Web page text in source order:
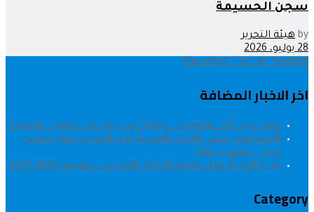
سجن الحسيمة
by هيئة التحرير
28 يوليو، 2026
Facebook Twitter Youtube
اخر الاخبار المضافة
قلب عبد الله المنشوري.. يخفق من جديد في حضرة القصيدة
الحسيمة: انتشار الكلاب الضالة يعيد النقاش حول مصير
مركز الجمع والإيواء
وزارة التربية تعلن موعد الدخول المدرسي لموسم 2026-2027
Category